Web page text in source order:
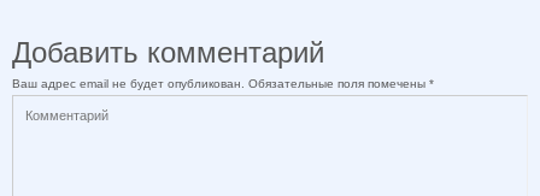
Добавить комментарий
Ваш адрес email не будет опубликован. Обязательные поля помечены *